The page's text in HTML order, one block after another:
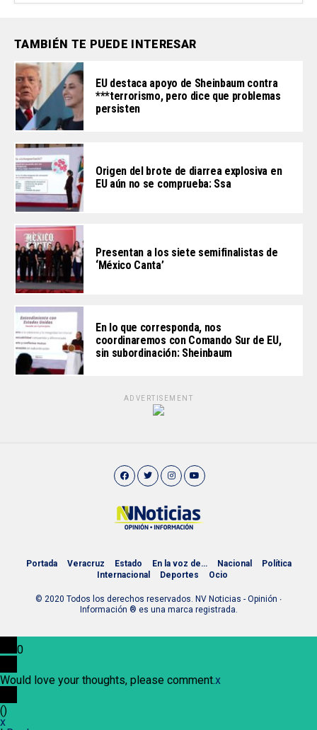
TAMBIÉN TE PUEDE INTERESAR
EU destaca apoyo de Sheinbaum contra
***terrorismo, pero dice que problemas
persisten
Origen del brote de diarrea explosiva en
EU aún no se comprueba: Ssa
Presentan a los siete semifinalistas de
‘México Canta’
En lo que corresponda, nos
coordinaremos con Comando Sur de EU,
sin subordinación: Sheinbaum
ADVERTISEMENT
Portada Veracruz Estado En la voz de… Nacional
Política
Internacional
Deportes Ocio
© 2020 Todos los derechos reservados. NV Noticias - Opinión ∙
Información ® es una marca registrada.
0
Would love your thoughts, please comment.x
()
x